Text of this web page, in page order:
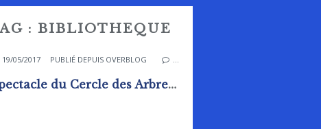
: BIBLIOTHEQUE
19/05/2017 PUBLIÉ DEPUIS OVERBLOG
Spectacle du Cercle des Arbres à Rai le 8 juin